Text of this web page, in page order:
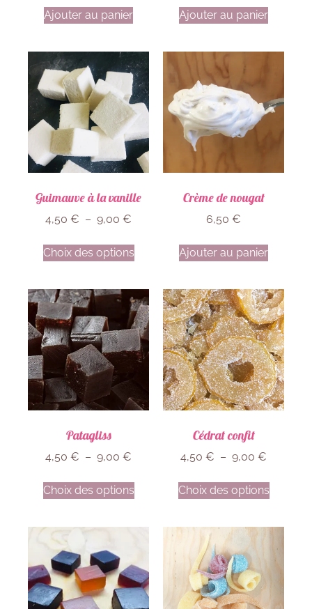
Ajouter au panier Ajouter au panier
Guimauve à la vanille
4,50 € – 9,00 €
Choix des options
Crème de nougat
6,50 €
Ajouter au panier
Patagliss
4,50 € – 9,00 €
Choix des options
Cédrat confit
4,50 € – 9,00 €
Choix des options